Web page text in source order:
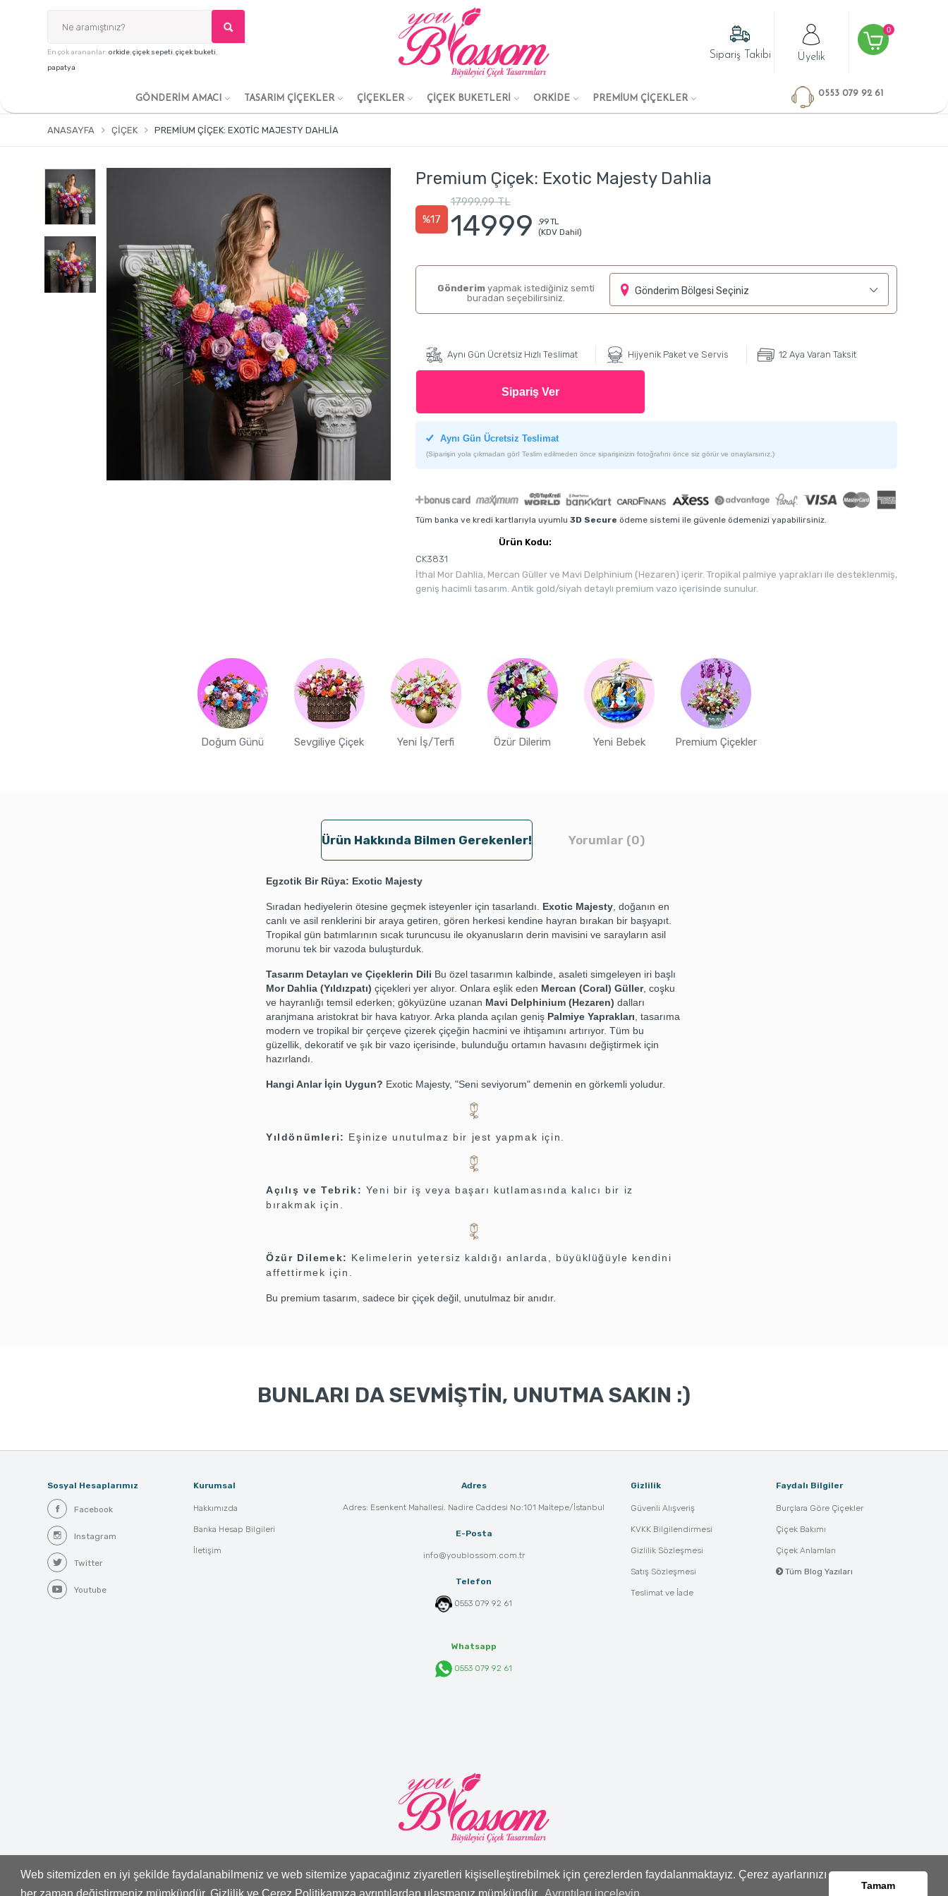
Web sitemizden en iyi şekilde faydalanabilmeniz ve web sitemize yapacağınız ziyaretleri kişiselleştirebilmek için çerezlerden faydalanmaktayız. Çerez ayarlarınızı
her zaman değiştirmeniz mümkündür. Gizlilik ve Çerez Politikamıza ayrıntılardan ulaşmanız mümkündür.
Ayrıntıları inceleyin
Tamam
En çok arananlar: orkide,çiçek sepeti,çiçek buketi,
papatya
Sipariş Takibi Üyelik
0
GÖNDERİM AMACI TASARIM ÇİÇEKLER ÇİÇEKLER ÇİÇEK BUKETLERİ ORKİDE PREMİUM ÇİÇEKLER
0553 079 92 61
ANASAYFA ÇIÇEK PREMIUM ÇIÇEK: EXOTIC MAJESTY DAHLIA
Premium Çiçek: Exotic Majesty Dahlia
%17
17999,99 TL
14999
,99 TL
(KDV Dahil)
Gönderim yapmak istediğiniz semti
buradan seçebilirsiniz.
Gönderim Bölgesi Seçiniz
Aynı Gün Ücretsiz Hızlı Teslimat Hijyenik Paket ve Servis 12 Aya Varan Taksit
Sipariş Ver
Aynı Gün Ücretsiz Teslimat
(Siparişin yola çıkmadan gör! Teslim edilmeden önce siparişinizin fotoğrafını önce siz görür ve onaylarsınız.)
Tüm banka ve kredi kartlarıyla uyumlu 3D Secure ödeme sistemi ile güvenle ödemenizi yapabilirsiniz.
Ürün Kodu:
CK3831
İthal Mor Dahlia, Mercan Güller ve Mavi Delphinium (Hezaren) içerir. Tropikal palmiye yaprakları ile desteklenmiş,
geniş hacimli tasarım. Antik gold/siyah detaylı premium vazo içerisinde sunulur.
Doğum Günü Sevgiliye Çiçek Yeni İş/Terfi Özür Dilerim Yeni Bebek Premium Çiçekler
Ürün Hakkında Bilmen Gerekenler! Yorumlar (0)
Egzotik Bir Rüya: Exotic Majesty
Sıradan hediyelerin ötesine geçmek isteyenler için tasarlandı. Exotic Majesty, doğanın en
canlı ve asil renklerini bir araya getiren, gören herkesi kendine hayran bırakan bir başyapıt.
Tropikal gün batımlarının sıcak turuncusu ile okyanusların derin mavisini ve sarayların asil
morunu tek bir vazoda buluşturduk.
Tasarım Detayları ve Çiçeklerin Dili Bu özel tasarımın kalbinde, asaleti simgeleyen iri başlı
Mor Dahlia (Yıldızpatı) çiçekleri yer alıyor. Onlara eşlik eden Mercan (Coral) Güller, coşku
ve hayranlığı temsil ederken; gökyüzüne uzanan Mavi Delphinium (Hezaren) dalları
aranjmana aristokrat bir hava katıyor. Arka planda açılan geniş Palmiye Yaprakları, tasarıma
modern ve tropikal bir çerçeve çizerek çiçeğin hacmini ve ihtişamını artırıyor. Tüm bu
güzellik, dekoratif ve şık bir vazo içerisinde, bulunduğu ortamın havasını değiştirmek için
hazırlandı.
Hangi Anlar İçin Uygun? Exotic Majesty, "Seni seviyorum" demenin en görkemli yoludur.
Yıldönümleri: Eşinize unutulmaz bir jest yapmak için.
Açılış ve Tebrik: Yeni bir iş veya başarı kutlamasında kalıcı bir iz
bırakmak için.
Özür Dilemek: Kelimelerin yetersiz kaldığı anlarda, büyüklüğüyle kendini
affettirmek için.
Bu premium tasarım, sadece bir çiçek değil, unutulmaz bir anıdır.
BUNLARI DA SEVMİŞTİN, UNUTMA SAKIN :)
Sosyal Hesaplarımız
Facebook
Instagram
Twitter
Youtube
Kurumsal
Hakkımızda
Banka Hesap Bilgileri
İletişim
Adres
Adres: Esenkent Mahallesi. Nadire Caddesi No:101 Maltepe/İstanbul
E-Posta
info@youblossom.com.tr
Telefon
0553 079 92 61
Whatsapp
0553 079 92 61
Gizlilik
Güvenli Alışveriş
KVKK Bilgilendirmesi
Gizlilik Sözleşmesi
Satış Sözleşmesi
Teslimat ve İade
Faydalı Bilgiler
Burçlara Göre Çiçekler
Çiçek Bakımı
Çiçek Anlamları
Tüm Blog Yazıları